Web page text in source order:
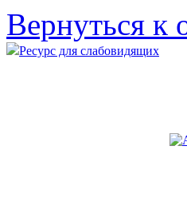
Вернуться к
Ресурс для слабовидящих